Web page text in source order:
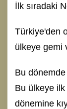
İlk sıradaki
Türkiye'den
ülkeye gemi
Bu dönemde
Bu ülkeye ilk
dönemine